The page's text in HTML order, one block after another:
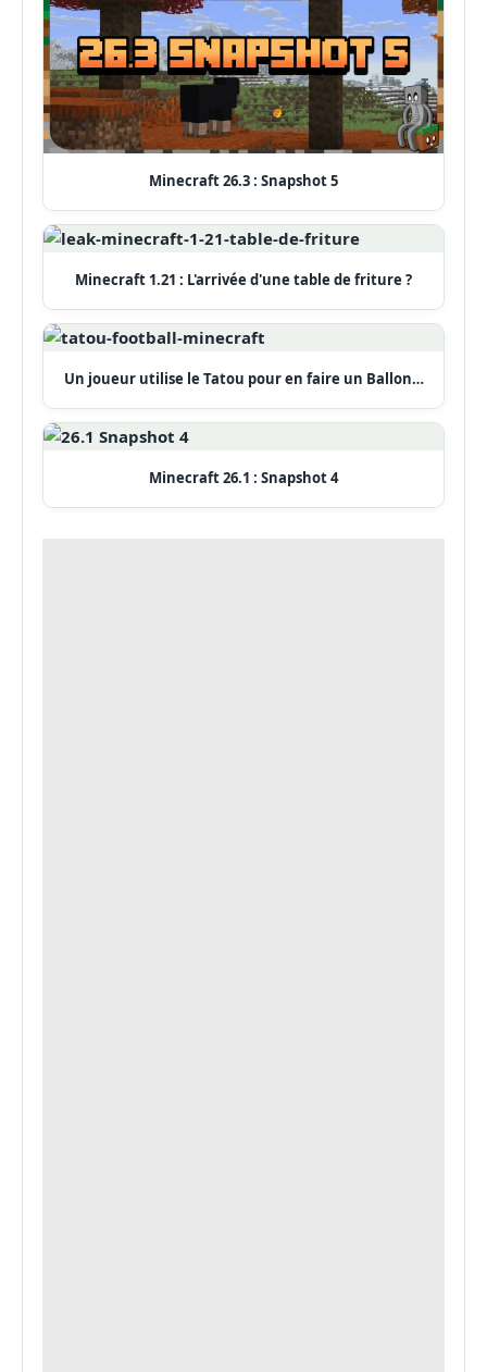
Minecraft 26.3 : Snapshot 5
Minecraft 1.21 : L'arrivée d'une table de friture ?
Un joueur utilise le Tatou pour en faire un Ballon…
Minecraft 26.1 : Snapshot 4